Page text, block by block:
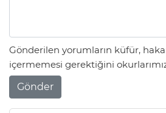
Gönderilen yorumların küfür,
içermemesi gerektiğini
Gönder